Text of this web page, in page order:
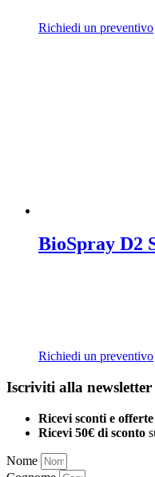
Richiedi un preventivo
BioSpray D2
Richiedi un preventivo
Iscriviti alla newsletter
Ricevi sconti e offerte
Ricevi 50€ di sconto
Nome